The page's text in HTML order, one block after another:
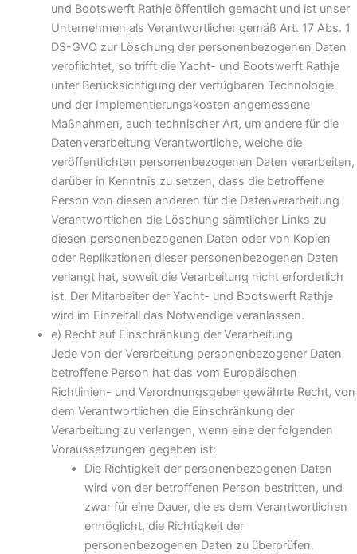
und Bootswerft Rathje öffentlich gemacht und ist unser
Unternehmen als Verantwortlicher gemäß Art. 17 Abs. 1
DS-GVO zur Löschung der personenbezogenen Daten
verpflichtet, so trifft die Yacht- und Bootswerft Rathje
unter Berücksichtigung der verfügbaren Technologie
und der Implementierungskosten angemessene
Maßnahmen, auch technischer Art, um andere für die
Datenverarbeitung Verantwortliche, welche die
veröffentlichten personenbezogenen Daten verarbeiten,
darüber in Kenntnis zu setzen, dass die betroffene
Person von diesen anderen für die Datenverarbeitung
Verantwortlichen die Löschung sämtlicher Links zu
diesen personenbezogenen Daten oder von Kopien
oder Replikationen dieser personenbezogenen Daten
verlangt hat, soweit die Verarbeitung nicht erforderlich
ist. Der Mitarbeiter der Yacht- und Bootswerft Rathje
wird im Einzelfall das Notwendige veranlassen.
e) Recht auf Einschränkung der Verarbeitung
Jede von der Verarbeitung personenbezogener Daten
betroffene Person hat das vom Europäischen
Richtlinien- und Verordnungsgeber gewährte Recht, von
dem Verantwortlichen die Einschränkung der
Verarbeitung zu verlangen, wenn eine der folgenden
Voraussetzungen gegeben ist:
Die Richtigkeit der personenbezogenen Daten
wird von der betroffenen Person bestritten, und
zwar für eine Dauer, die es dem Verantwortlichen
ermöglicht, die Richtigkeit der
personenbezogenen Daten zu überprüfen.